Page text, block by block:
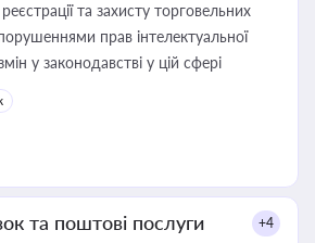
та захисту торговельних
прав інтелектуальної
у законодавстві у цій сфері
та поштові послуги +4